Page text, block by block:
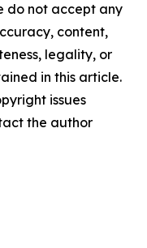
do not accept any
content,
legality, or
in this article.
issues
the author